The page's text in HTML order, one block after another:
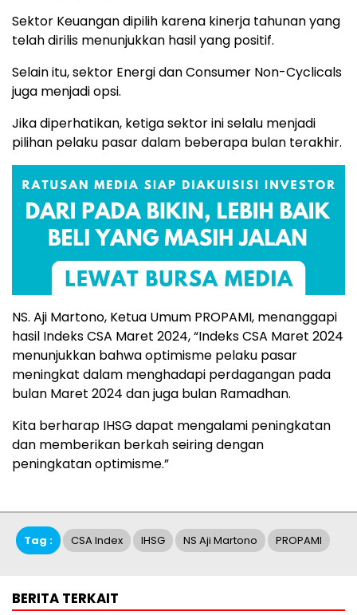
Sektor Keuangan dipilih karena kinerja tahunan yang
telah dirilis menunjukkan hasil yang positif.
Selain itu, sektor Energi dan Consumer Non-Cyclicals
juga menjadi opsi.
Jika diperhatikan, ketiga sektor ini selalu menjadi
pilihan pelaku pasar dalam beberapa bulan terakhir.
NS. Aji Martono, Ketua Umum PROPAMI, menanggapi
hasil Indeks CSA Maret 2024, “Indeks CSA Maret 2024
menunjukkan bahwa optimisme pelaku pasar
meningkat dalam menghadapi perdagangan pada
bulan Maret 2024 dan juga bulan Ramadhan.
Kita berharap IHSG dapat mengalami peningkatan
dan memberikan berkah seiring dengan
peningkatan optimisme.”
Tag : CSA Index IHSG NS Aji Martono PROPAMI
BERITA TERKAIT